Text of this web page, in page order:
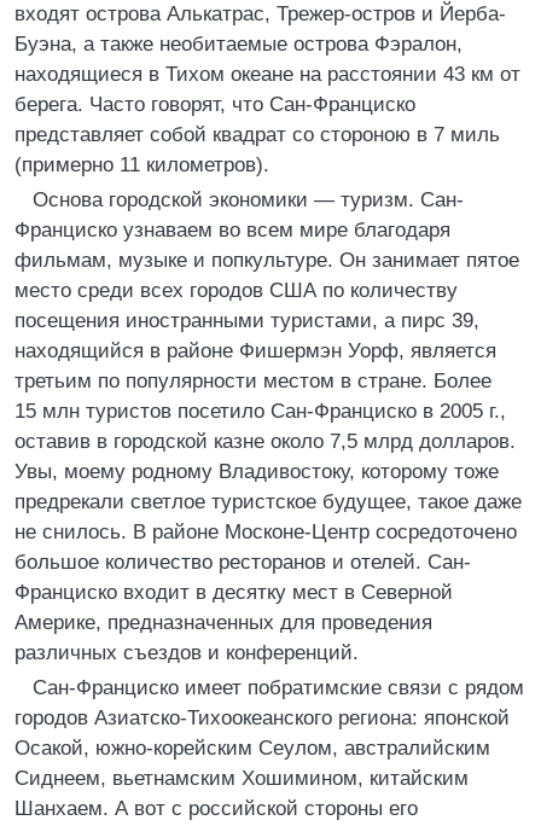
входят острова Алькатрас, Трежер-остров и Йерба-
Буэна, а также необитаемые острова Фэралон,
находящиеся в Тихом океане на расстоянии 43 км от
берега. Часто говорят, что Сан-Франциско
представляет собой квадрат со стороною в 7 миль
(примерно 11 километров).
Основа городской экономики — туризм. Сан-
Франциско узнаваем во всем мире благодаря
фильмам, музыке и попкультуре. Он занимает пятое
место среди всех городов США по количеству
посещения иностранными туристами, а пирс 39,
находящийся в районе Фишермэн Уорф, является
третьим по популярности местом в стране. Более
15 млн туристов посетило Сан-Франциско в 2005 г.,
оставив в городской казне около 7,5 млрд долларов.
Увы, моему родному Владивостоку, которому тоже
предрекали светлое туристское будущее, такое даже
не снилось. В районе Москоне-Центр сосредоточено
большое количество ресторанов и отелей. Сан-
Франциско входит в десятку мест в Северной
Америке, предназначенных для проведения
различных съездов и конференций.
Сан-Франциско имеет побратимские связи с рядом
городов Азиатско-Тихоокеанского региона: японской
Осакой, южно-корейским Сеулом, австралийским
Сиднеем, вьетнамским Хошимином, китайским
Шанхаем. А вот с российской стороны его